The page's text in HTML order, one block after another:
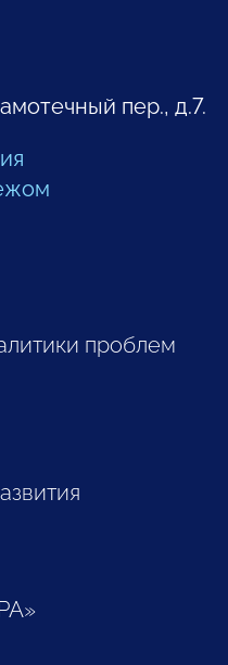
пер., д.7.
проблем